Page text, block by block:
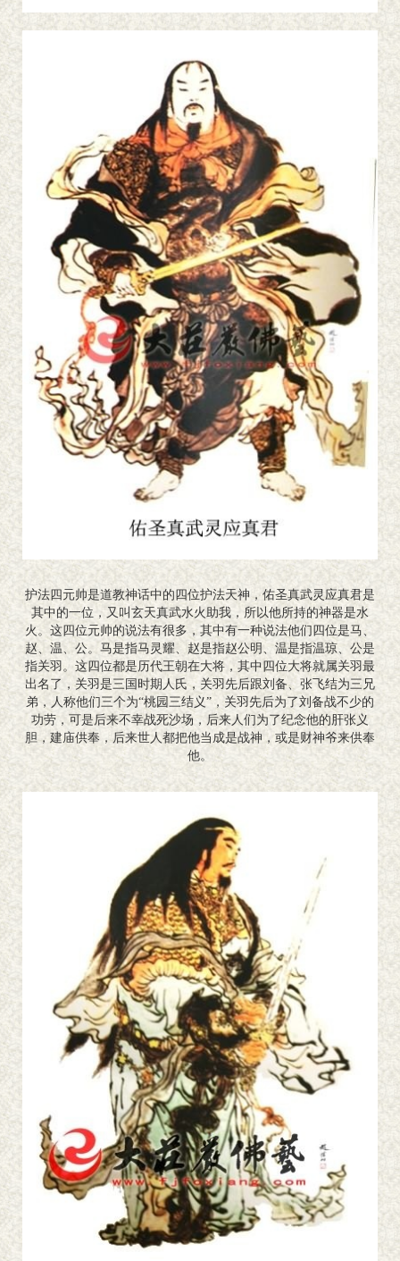
护法四元帅是道教神话中的四位护法天神，佑圣真武灵应真君是
其中的一位，又叫玄天真武水火助我，所以他所持的神器是水
火。这四位元帅的说法有很多，其中有一种说法他们四位是马、
赵、温、公。马是指马灵耀、赵是指赵公明、温是指温琼、公是
指关羽。这四位都是历代王朝在大将，其中四位大将就属关羽最
出名了，关羽是三国时期人氏，关羽先后跟刘备、张飞结为三兄
弟，人称他们三个为“桃园三结义”，关羽先后为了刘备战不少的
功劳，可是后来不幸战死沙场，后来人们为了纪念他的肝张义
胆，建庙供奉，后来世人都把他当成是战神，或是财神爷来供奉
他。